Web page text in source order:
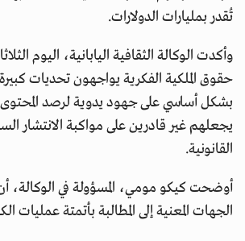
تُقدر بمليارات الدولارات.
وأكدت الوكالة الثقافية اليابانية، اليوم
حقوق الملكية الفكرية يواجهون تحديات
بشكل أساسي على جهود يدوية لرصد المحتوى
يجعلهم غير قادرين على مواكبة الانتشار
القانونية.
أوضحت كيكو مومي، المسؤولة في الوكالة،
الجهات المعنية إلى المطالبة بأتمتة